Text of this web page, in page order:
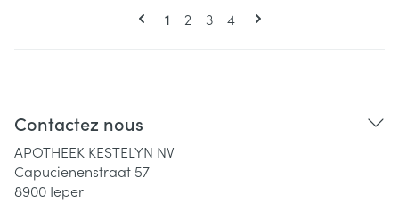
Pages
Vous lisez actuellement la page
1 Page
2 Page
3 Page
4
Contactez nous
APOTHEEK KESTELYN NV
Capucienenstraat 57
8900 Ieper